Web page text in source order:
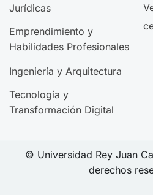
Jurídicas
Emprendimiento y
Habilidades Profesionales
Ingeniería y Arquitectura
Tecnología y
Transformación Digital
© Universidad Rey Juan
derechos